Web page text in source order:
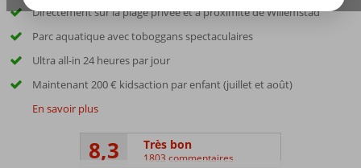
Directement sur la plage privée et à proximité de Willemstad
Parc aquatique avec toboggans spectaculaires
Ultra all-in 24 heures par jour
Maintenant 200 € kidsaction par enfant (juillet et août)
En savoir plus
8,3 Très bon
1803 commentaires